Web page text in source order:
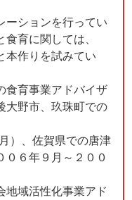
ーションを行ってい
育に関しては、
本作りを試みてい
食育事業アドバイザ
大野市、玖珠町での
）、佐賀県での唐津
０６年９月～２００
地域活性化事業アド